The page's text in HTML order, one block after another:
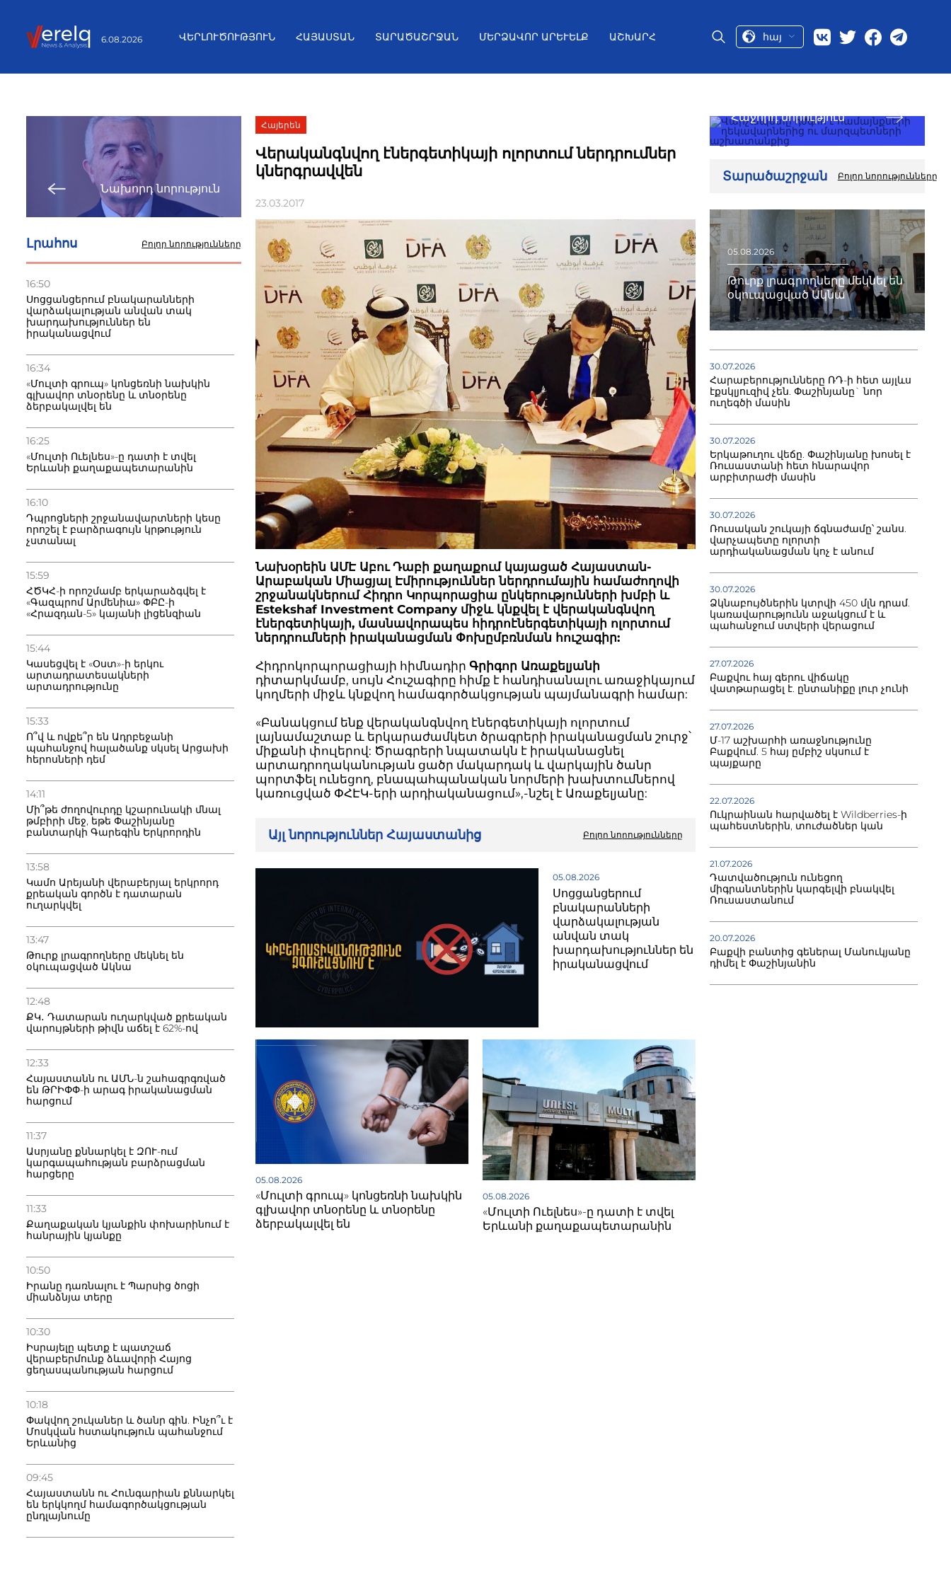
6.08.2026 ՎԵՐԼՈՒԾՈՒԹՅՈՒՆ ՀԱՅԱՍՏԱՆ ՏԱՐԱԾԱՇՐՋԱՆ ՄԵՐՁԱՎՈՐ ԱՐԵՒԵԼՔ ԱՇԽԱՐՀ հայ
Նախորդ նորություն
Լրահոս Բոլոր նորությունները
16:50
Սոցցանցերում բնակարանների
վարձակալության անվան տակ
խարդախություններ են
իրականացվում
16:34
«Մուլտի գրուպ» կոնցեռնի նախկին
գլխավոր տնօրենը և տնօրենը
ձերբակալվել են
16:25
«Մուլտի Ուելնես»-ը դատի է տվել
Երևանի քաղաքապետարանին
16:10
Դպրոցների շրջանավարտների կեսը
որոշել է բարձրագույն կրթություն
չստանալ
15:59
ՀԾԿՀ-ի որոշմամբ երկարաձգվել է
«Գազպրոմ Արմենիա» ՓԲԸ-ի
«Հրազդան-5» կայանի լիցենզիան
15:44
Կասեցվել է «Օստ»-ի երկու
արտադրատեսակների
արտադրությունը
15:33
Ո՞վ և ովքե՞ր են Ադրբեջանի
պահանջով հալածանք սկսել Արցախի
հերոսների դեմ
14:11
Մի՞թե ժողովուրդը կշարունակի մնալ
թմբիրի մեջ, եթե Փաշինյանը
բանտարկի Գարեգին Երկրորդին
13:58
Կամո Արեյանի վերաբերյալ երկրորդ
քրեական գործն է դատարան
ուղարկվել
13:47
Թուրք լրագրողները մեկնել են
օկուպացված Ակնա
12:48
ՔԿ․ Դատարան ուղարկված քրեական
վարույթների թիվն աճել է 62%-ով
12:33
Հայաստանն ու ԱՄՆ-ն շահագրգռված
են ԹՐԻՓՓ-ի արագ իրականացման
հարցում
11:37
Ասրյանը քննարկել է ԶՈՒ-ում
կարգապահության բարձրացման
հարցերը
11:33
Քաղաքական կյանքին փոխարինում է
հանրային կյանքը
10:50
Իրանը դառնալու է Պարսից ծոցի
միանձնյա տերը
10:30
Իսրայելը պետք է պատշաճ
վերաբերմունք ձևավորի Հայոց
ցեղասպանության հարցում
10:18
Փակվող շուկաներ և ծանր գին. Ինչո՞ւ է
Մոսկվան հստակություն պահանջում
Երևանից
09:45
Հայաստանն ու Հունգարիան քննարկել
են երկկողմ համագործակցության
ընդլայնումը
Հայերեն
Վերականգնվող էներգետիկայի ոլորտում ներդրումներ
կներգրավվեն
23.03.2017
Նախօրեին ԱՄԷ Աբու Դաբի քաղաքում կայացած Հայաստան-
Արաբական Միացյալ Էմիրություններ ներդրումային համաժողովի
շրջանակներում Հիդրո Կորպորացիա ընկերությունների խմբի և
Estekshaf Investment Company միջև կնքվել է վերականգնվող
էներգետիկայի, մասնավորապես հիդրոէներգետիկայի ոլորտում
ներդրումների իրականացման Փոխըմբռնման հուշագիր:
Հիդրոկորպորացիայի հիմնադիրԳրիգոր Առաքելյանի
դիտարկմամբ, սույն Հուշագիրը հիմք է հանդիսանալու առաջիկայում
կողմերի միջև կնքվող համագործակցության պայմանագրի համար:
«Բանակցում ենք վերականգնվող էներգետիկայի ոլորտում
լայնամաշտաբ և երկարաժամկետ ծրագրերի իրականացման շուրջ՝
միքանի փուլերով: Ծրագրերի նպատակն է իրականացնել
արտադրողականության ցածր մակարդակ և վարկային ծանր
պորտֆել ունեցող, բնապահպանական նորմերի խախտումներով
կառուցված ՓՀԷԿ-երի արդիականացում»,-նշել է Առաքելյանը:
Այլ նորություններ Հայաստանից Բոլոր նորությունները
05.08.2026
Սոցցանցերում
բնակարանների
վարձակալության
անվան տակ
խարդախություններ են
իրականացվում
05.08.2026
«Մուլտի գրուպ» կոնցեռնի նախկին
գլխավոր տնօրենը և տնօրենը
ձերբակալվել են
05.08.2026
«Մուլտի Ուելնես»-ը դատի է տվել
Երևանի քաղաքապետարանին
Հաջորդ նորություն
Տարածաշրջան Բոլոր նորությունները
05.08.2026
Թուրք լրագրողները մեկնել են
օկուպացված Ակնա
30.07.2026
Հարաբերությունները ՌԴ-ի հետ այլևս
էքսկլյուզիվ չեն. Փաշինյանը` նոր
ուղեգծի մասին
30.07.2026
Երկաթուղու վեճը. Փաշինյանը խոսել է
Ռուսաստանի հետ հնարավոր
արբիտրաժի մասին
30.07.2026
Ռուսական շուկայի ճգնաժամը՝ շանս.
վարչապետը ոլորտի
արդիականացման կոչ է անում
30.07.2026
Ձկնաբույծներին կտրվի 450 մլն դրամ.
կառավարությունն աջակցում է և
պահանջում ստվերի վերացում
27.07.2026
Բաքվու հայ գերու վիճակը
վատթարացել է. ընտանիքը լուր չունի
27.07.2026
Մ-17 աշխարհի առաջնությունը
Բաքվում. 5 հայ ըմբիշ սկսում է
պայքարը
22.07.2026
Ուկրաինան հարվածել է Wildberries-ի
պահեստներին, տուժածներ կան
21.07.2026
Դատվածություն ունեցող
միգրանտներին կարգելվի բնակվել
Ռուսաստանում
20.07.2026
Բաքվի բանտից գեներալ Մանուկյանը
դիմել է Փաշինյանին